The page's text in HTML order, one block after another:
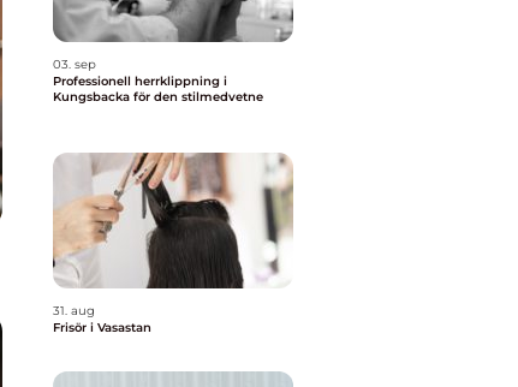
03. sep
Professionell herrklippning i
Kungsbacka för den stilmedvetne
31. aug
Frisör i Vasastan